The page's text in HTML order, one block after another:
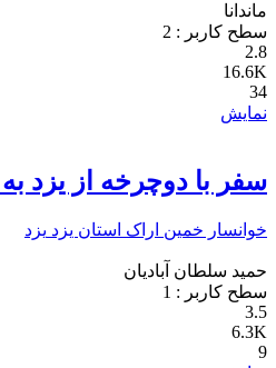
ماندانا
سطح کاربر : 2
2.8
16.6K
34
نمایش
سفر با دوچرخه از یزد
خوانسار خمین اراک استان یزد یزد
حمید سلطان آبادیان
سطح کاربر : 1
3.5
6.3K
9